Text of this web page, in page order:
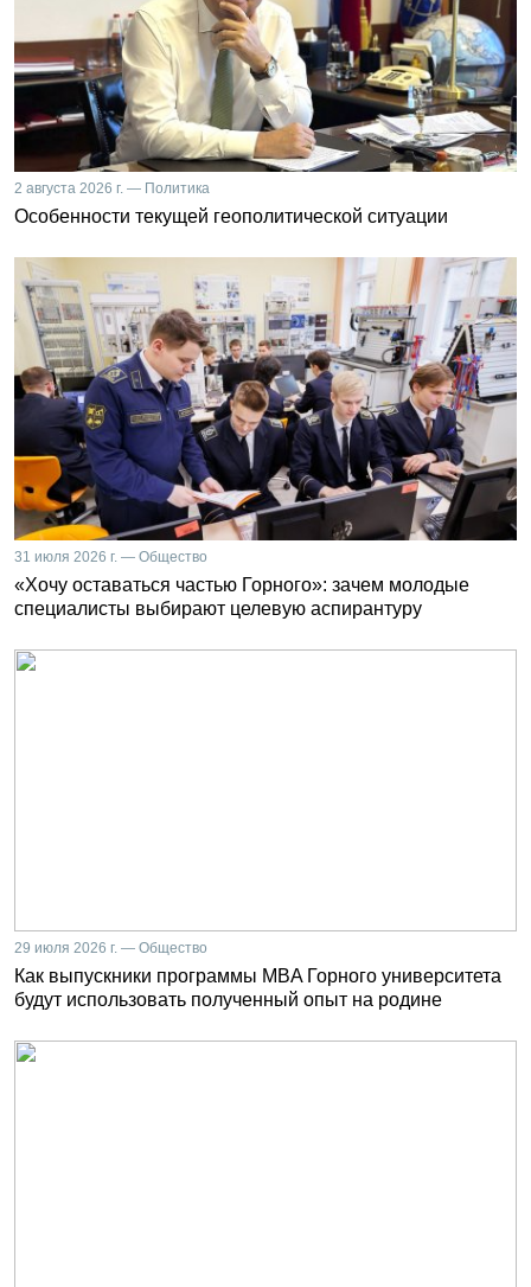
2 августа 2026 г. — Политика
Особенности текущей геополитической ситуации
31 июля 2026 г. — Общество
«Хочу оставаться частью Горного»: зачем молодые
специалисты выбирают целевую аспирантуру
29 июля 2026 г. — Общество
Как выпускники программы MBA Горного университета
будут использовать полученный опыт на родине